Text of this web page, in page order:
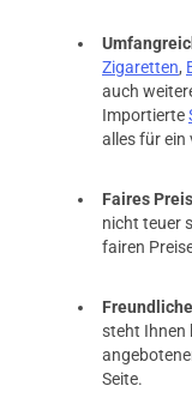
Zigaretten,
auch
Importierte
alles für ein
Faires
nicht teuer
fairen
steht Ihnen
Seite.